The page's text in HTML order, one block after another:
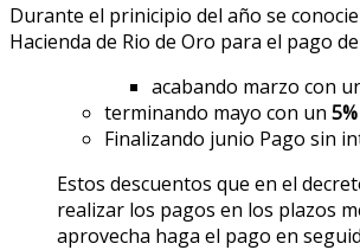
Durante el prinicipio del año se
Hacienda de Rio de Oro para el pago
acabando marzo con
terminando mayo con un 5%
Finalizando junio Pago sin
Estos descuentos que en el
realizar los pagos en los plazos
aprovecha haga el pago en